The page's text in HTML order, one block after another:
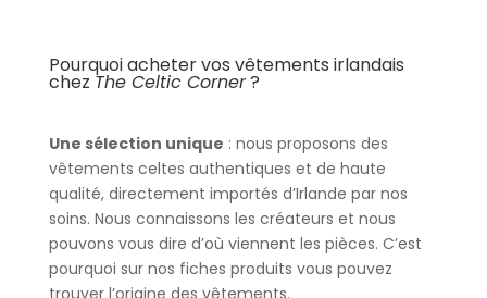
Pourquoi acheter vos vêtements irlandais
chez The Celtic Corner?
Une sélection unique : nous proposons des
vêtements celtes authentiques et de haute
qualité, directement importés d’Irlande par nos
soins. Nous connaissons les créateurs et nous
pouvons vous dire d’où viennent les pièces. C’est
pourquoi sur nos fiches produits vous pouvez
trouver l’origine des vêtements.